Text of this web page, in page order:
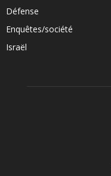
Défense
Enquêtes/société
Israël